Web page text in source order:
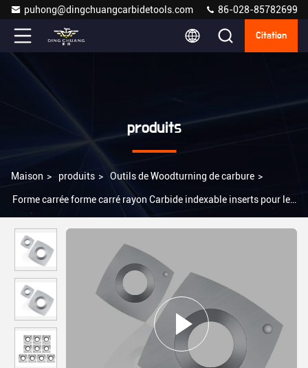
puhong@dingchuangcarbidetools.com 86-028-85782699
Citation
produits
Maison > produits > Outils de Woodturning de carbure >
Forme carrée forme carré rayon Carbide indexable inserts pour le